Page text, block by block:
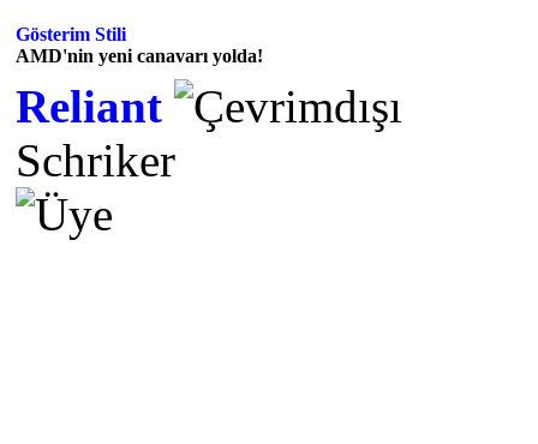
Gösterim Stili
AMD'nin yeni canavarı yolda!
Reliant
Schriker